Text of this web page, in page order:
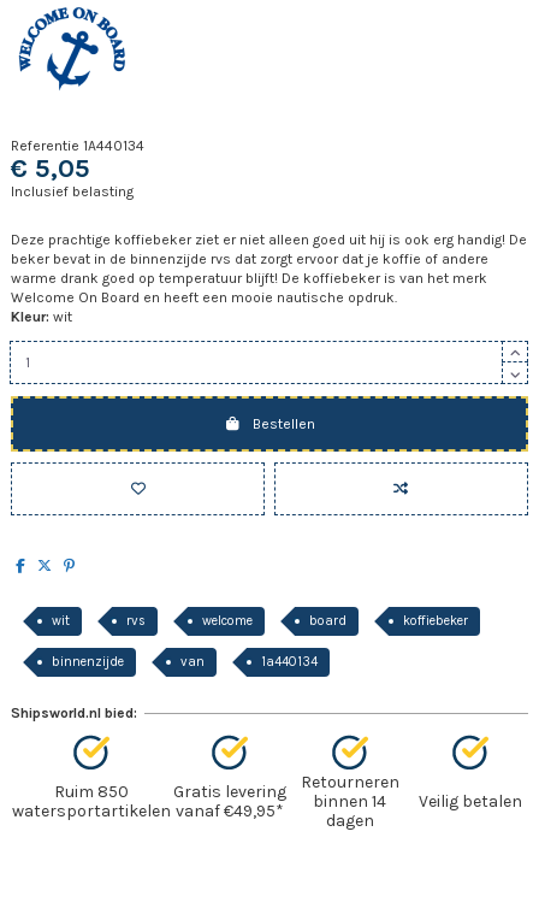
Referentie 1A440134
€ 5,05
Inclusief belasting
Deze prachtige koffiebeker ziet er niet alleen goed uit hij is ook erg handig! De
beker bevat in de binnenzijde rvs dat zorgt ervoor dat je koffie of andere
warme drank goed op temperatuur blijft! De koffiebeker is van het merk
Welcome On Board en heeft een mooie nautische opdruk.
Kleur: wit
Bestellen
wit rvs welcome board koffiebeker
binnenzijde van 1a440134
Shipsworld.nl bied:
Ruim 850
watersportartikelen
Gratis levering
vanaf €49,95*
Retourneren
binnen 14
dagen
Veilig betalen